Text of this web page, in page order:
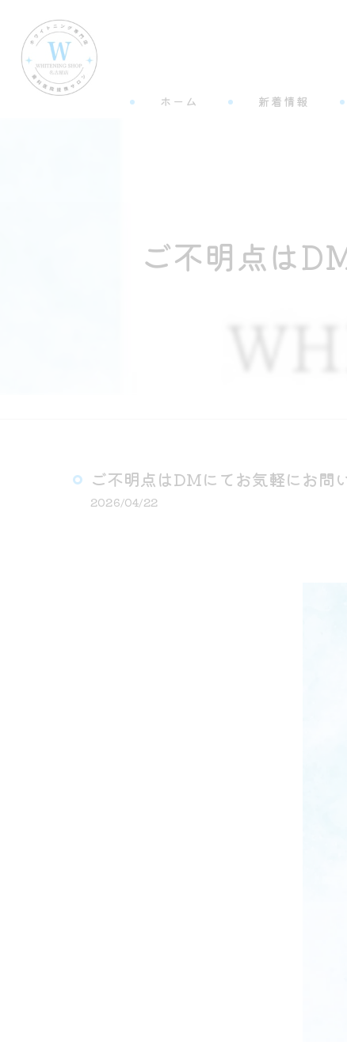
ホーム 新着情報
ご不明点は
ご不明点はDMにてお気軽にお問
2026/04/22